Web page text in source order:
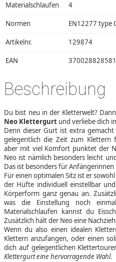
Materialschlaufen 4
Normen EN12277 type
Artikelnr. 129874
EAN
Beschreibung
Du bist neu in der Kletterwelt?
Neo Klettergurt und verliebe dich
Denn dieser Gurt ist extra
gelegentlich die Zeit zum Klettern
aber mit viel Komfort punktet der
Neo ist nämlich besonders leicht
Das ist besonders für
Für einen optimalen Sitz ist er
der Hüfte individuell einstellbar
Körperform ganz genau an.
was die Einstellung noch
Materialschlaufen kannst du
Zusätzlich hält der Neo eine
Wenn du also einen idealen
Klettern anzufangen, oder einen
dich auf gelegentlichen
Klettergurt eine hervorragende Wahl.